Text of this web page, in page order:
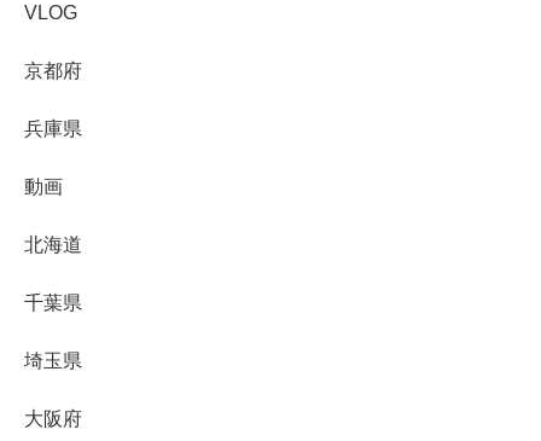
VLOG
京都府
兵庫県
動画
北海道
千葉県
埼玉県
大阪府